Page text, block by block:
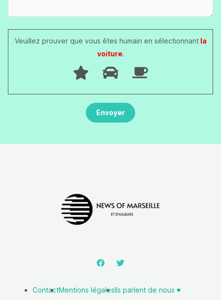
Veuillez prouver que vous êtes humain en sélectionnantla
voiture.
ContactMentions légalesIls parlent de nous ♥️